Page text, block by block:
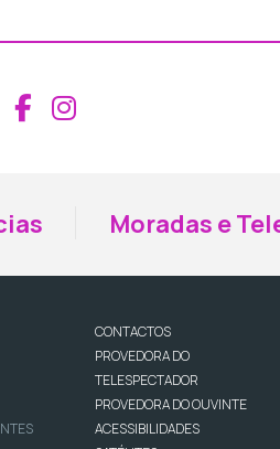
Aceder ao
Aceder ao
Moradas e
CONTACTOS
PROVEDORA DO
TELESPECTADOR
PROVEDORA DO OUVINTE
ACESSIBILIDADES